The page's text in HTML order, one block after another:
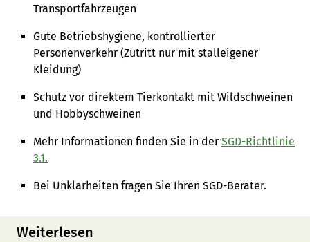
Transportfahrzeugen
Gute Betriebshygiene, kontroll­ierter
Personenverkehr (Zutritt nur mit stalleigener
Kleidung)
Schutz vor direktem Tierkontakt mit Wildschweinen
und Hobbyschweinen
Mehr Informationen finden Sie in der SGD-Richtlinie
3.1.
Bei Unklarheiten fragen Sie Ihren SGD-Berater.
Weiterlesen